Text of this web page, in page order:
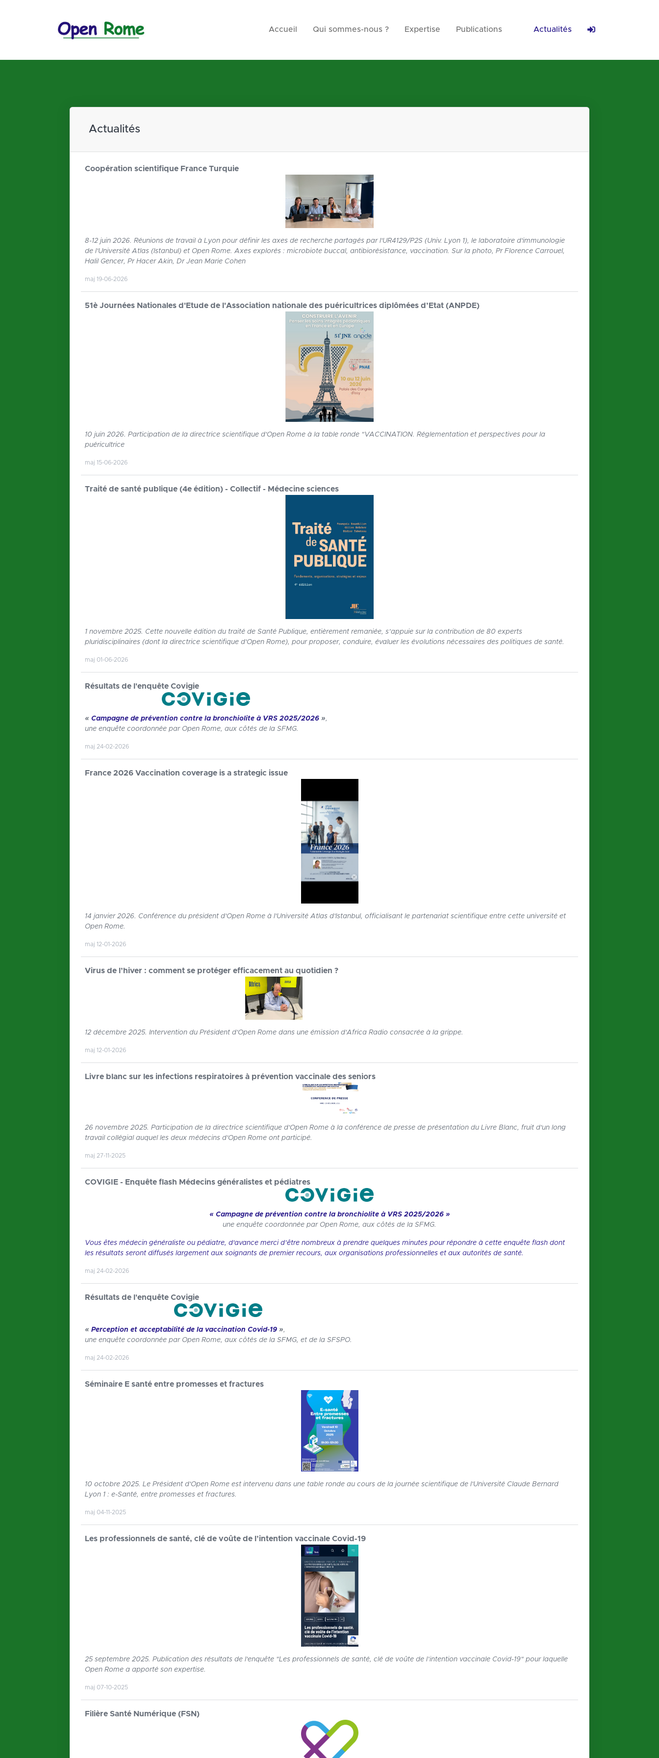
Accueil Qui sommes-nous ? Expertise Publications Actualités
Actualités
Coopération scientifique France Turquie
8-12 juin 2026. Réunions de travail à Lyon pour définir les axes de recherche partagés par l'UR4129/P2S (Univ. Lyon 1), le laboratoire d'immunologie
de l'Université Atlas (Istanbul) et Open Rome. Axes explorés : microbiote buccal, antibiorésistance, vaccination. Sur la photo, Pr Florence Carrouel,
Halil Gencer, Pr Hacer Akin, Dr Jean Marie Cohen
maj 19-06-2026
51è Journées Nationales d'Etude de l'Association nationale des puéricultrices diplômées d’Etat (ANPDE)
10 juin 2026. Participation de la directrice scientifique d'Open Rome à la table ronde "VACCINATION. Réglementation et perspectives pour la
puéricultrice
maj 15-06-2026
Traité de santé publique (4e édition) - Collectif - Médecine sciences
1 novembre 2025. Cette nouvelle édition du traité de Santé Publique, entièrement remaniée, s’appuie sur la contribution de 80 experts
pluridisciplinaires (dont la directrice scientifique d'Open Rome), pour proposer, conduire, évaluer les évolutions nécessaires des politiques de santé.
maj 01-06-2026
Résultats de l'enquête Covigie
« Campagne de prévention contre la bronchiolite à VRS 2025/2026»,
une enquête coordonnée par Open Rome, aux côtés de la SFMG.
maj 24-02-2026
France 2026 Vaccination coverage is a strategic issue
14 janvier 2026. Conférence du président d'Open Rome à l'Université Atlas d'Istanbul, officialisant le partenariat scientifique entre cette université et
Open Rome.
maj 12-01-2026
Virus de l’hiver : comment se protéger efficacement au quotidien ?
12 décembre 2025. Intervention du Président d'Open Rome dans une émission d'Africa Radio consacrée à la grippe.
maj 12-01-2026
Livre blanc sur les infections respiratoires à prévention vaccinale des seniors
26 novembre 2025. Participation de la directrice scientifique d'Open Rome à la conférence de presse de présentation du Livre Blanc, fruit d'un long
travail collégial auquel les deux médecins d'Open Rome ont participé.
maj 27-11-2025
COVIGIE - Enquête flash Médecins généralistes et pédiatres
« Campagne de prévention contre la bronchiolite à VRS 2025/2026 »
une enquête coordonnée par Open Rome, aux côtés de la SFMG.
Vous êtes médecin généraliste ou pédiatre, d'avance merci d’être nombreux à prendre quelques minutes pour répondre à cette enquête flash dont
les résultats seront diffusés largement aux soignants de premier recours, aux organisations professionnelles et aux autorités de santé.
maj 24-02-2026
Résultats de l'enquête Covigie
« Perception et acceptabilité de la vaccination Covid-19»,
une enquête coordonnée par Open Rome, aux côtés de la SFMG, et de la SFSPO.
maj 24-02-2026
Séminaire E santé entre promesses et fractures
10 octobre 2025. Le Président d'Open Rome est intervenu dans une table ronde au cours de la journée scientifique de l'Université Claude Bernard
Lyon 1 : e-Santé, entre promesses et fractures.
maj 04-11-2025
Les professionnels de santé, clé de voûte de l’intention vaccinale Covid-19
25 septembre 2025. Publication des résultats de l'enquête "Les professionnels de santé, clé de voûte de l’intention vaccinale Covid-19" pour laquelle
Open Rome a apporté son expertise.
maj 07-10-2025
Filière Santé Numérique (FSN)